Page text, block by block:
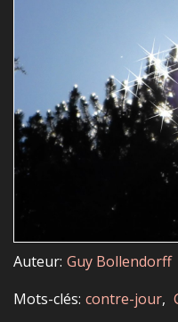
Auteur Guy Bollendorff
Mots-clés contre-jour